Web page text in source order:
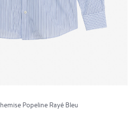
Popeline Rayé Bleu